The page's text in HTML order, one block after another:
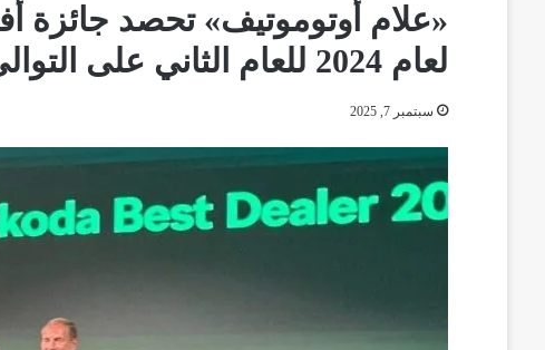
«علام أوتوموتيف» تحصد
لعام 2024 للعام الثاني على التوالي
سبتمبر 7, 2025